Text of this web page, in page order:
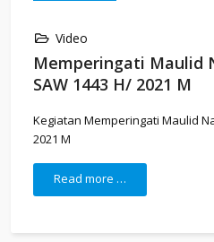
Video
Memperingati Maulid
SAW 1443 H/ 2021 M
Kegiatan Memperingati Maulid
2021 M
Read more …